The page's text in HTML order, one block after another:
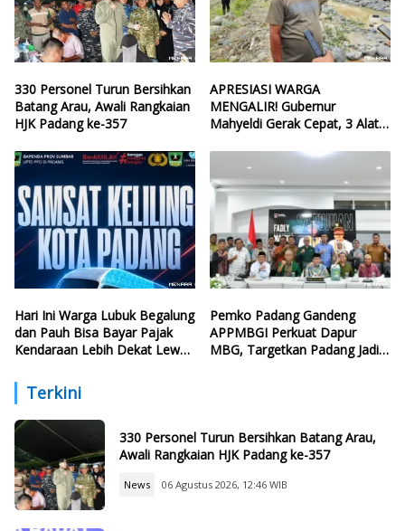
330 Personel Turun Bersihkan
Batang Arau, Awali Rangkaian
HJK Padang ke-357
APRESIASI WARGA
MENGALIR! Gubernur
Mahyeldi Gerak Cepat, 3 Alat
Hari Ini Warga Lubuk Begalung
dan Pauh Bisa Bayar Pajak
Kendaraan Lebih Dekat Lewat
Pemko Padang Gandeng
APPMBGI Perkuat Dapur
MBG, Targetkan Padang Jadi
Terkini
330 Personel Turun Bersihkan Batang Arau,
Awali Rangkaian HJK Padang ke-357
News 06 Agustus 2026, 12:46 WIB